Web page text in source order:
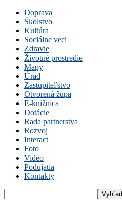
Doprava
Školstvo
Kultúra
Sociálne veci
Zdravie
Životné prostredie
Mapy
Úrad
Zastupiteľstvo
Otvorená župa
E-knižnica
Dotácie
Rada partnerstva
Rozvoj
Interact
Foto
Video
Podujatia
Kontakty